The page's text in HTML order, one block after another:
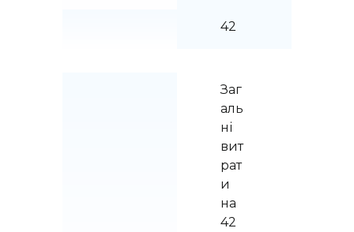
42
Заг
аль
ні
вит
рат
и
на
42